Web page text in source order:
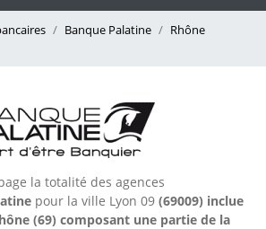
Banque Palatine
Rhône
la totalité des agences
pour la ville Lyon 09 (69009) inclue
(69) composant une partie de la